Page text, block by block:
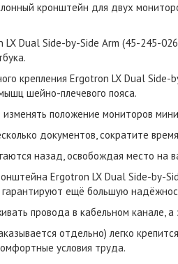
кронштейн для двух
Dual Side-by-Side Arm (45-245-
крепления Ergotron LX Dual
шейно-плечевого пояса.
изменять положение мониторов
документов, сократите
назад, освобождая место на
Ergotron LX Dual Side-by-
ещё большую
провода в кабельном канале,
отдельно) легко
условия труда.